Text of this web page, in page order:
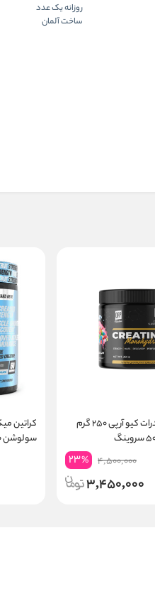
روزانه یک عدد
ساخت آلمان
کراتین مونوهیدرات کیو آر پی ۲۵۰ گرم
4,500,000
23%
3,450,000
سولوشن ۶۰ سروینگ | ۳۰۰ گرم